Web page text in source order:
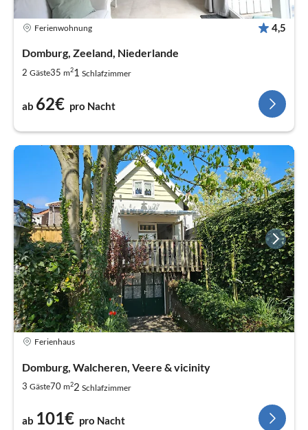
Ferienwohnung 4,5
Domburg, Zeeland, Niederlande
2 Gäste35 m21 Schlafzimmer
ab 62€ pro Nacht
Ferienhaus
Domburg, Walcheren, Veere & vicinity
3 Gäste70 m22 Schlafzimmer
ab 101€ pro Nacht